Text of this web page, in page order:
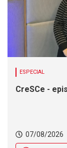
ESPECIAL
CreSCe -
07/08/2026